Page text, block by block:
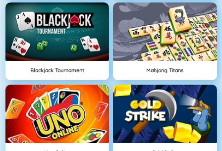
Blackjack Tournament Mahjong Titans